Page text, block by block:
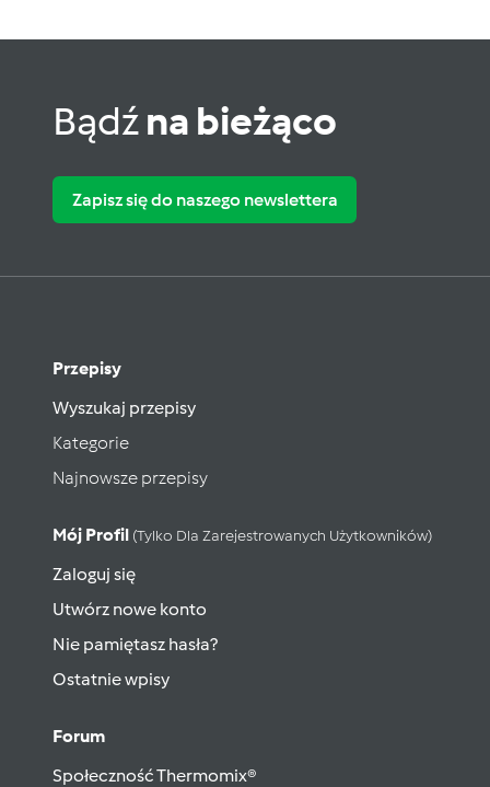
Bądźna bieżąco
Zapisz się do naszego newslettera
Przepisy
Wyszukaj przepisy
Kategorie
Najnowsze przepisy
Mój Profil (tylko Dla Zarejestrowanych Użytkowników)
Zaloguj się
Utwórz nowe konto
Nie pamiętasz hasła?
Ostatnie wpisy
Forum
Społeczność Thermomix®